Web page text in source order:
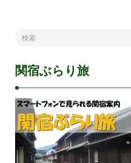
読み込み中…
関宿ぶらり旅